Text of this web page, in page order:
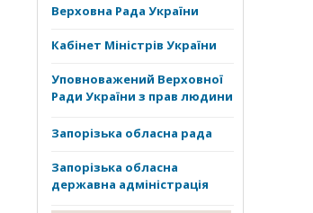
Верховна Рада України
Кабінет Міністрів України
Уповноважений Верховної
Ради України з прав людини
Запорізька обласна рада
Запорізька обласна
державна адміністрація